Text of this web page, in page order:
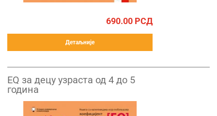
690.00 РСД
Детаљније
ЕQ за децу узраста од 4 до 5
година